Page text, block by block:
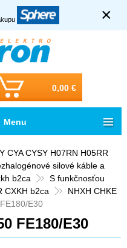
×
0,00 €
CYA CYSY H07RN H05RR
silové káble a
b2ca
S funkčnosťou
CXKH b2ca
NHXH CHKE
E30
FE180/E30
Menu